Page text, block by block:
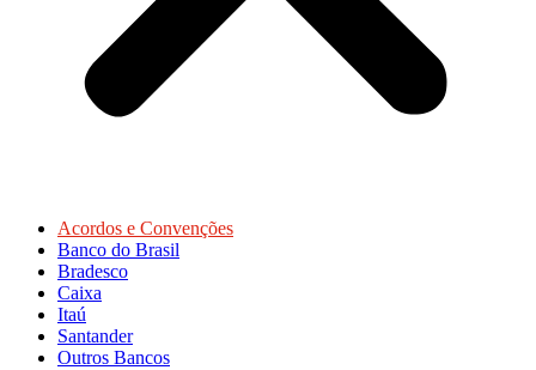
Acordos e Convenções
Banco do Brasil
Bradesco
Caixa
Itaú
Santander
Outros Bancos